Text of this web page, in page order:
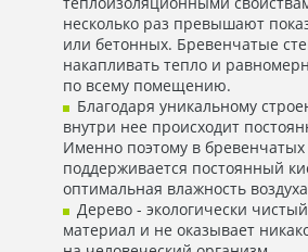
несколько раз превышают
или бетонных. Бревенчатые
накапливать тепло и
по всему помещению.
Благодаря уникальному
внутри нее происходит
Именно поэтому в
поддерживается постоянный
оптимальная влажность
Дерево - экологически
материал и не оказывает